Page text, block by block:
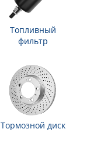
Топливный
фильтр
Тормозной диск